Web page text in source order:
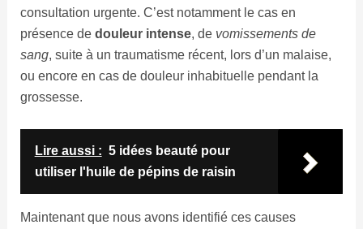
consultation urgente. C’est notamment le cas en
présence de douleur intense, de vomissements de
sang, suite à un traumatisme récent, lors d’un malaise,
ou encore en cas de douleur inhabituelle pendant la
grossesse.
Lire aussi : 5 idées beauté pour
utiliser l'huile de pépins de raisin
Maintenant que nous avons identifié ces causes